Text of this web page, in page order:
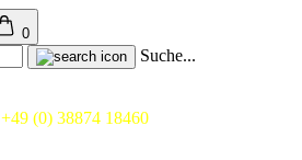
0
Suche...
+49 (0) 38874 18460